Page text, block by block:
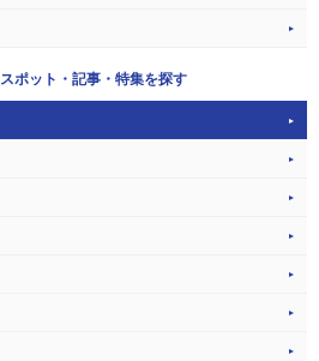
スポット・記事・特集を探す